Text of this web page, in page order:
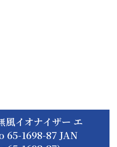
風イオナイザー エ
65-1698-87 JAN